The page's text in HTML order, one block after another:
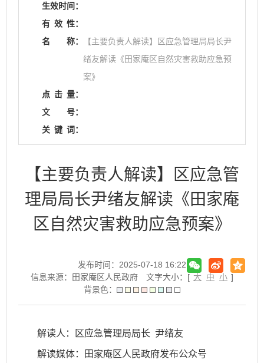
生效时间：
有 效 性：
名
称：
【主要负责人解读】区应急管理局局长尹
绪友解读《田家庵区自然灾害救助应急预
案》
点 击 量：
文
号：
关 键 词：
【主要负责人解读】区应急管
理局局长尹绪友解读《田家庵
区自然灾害救助应急预案》
发布时间：2025-07-18 16:22
信息来源：田家庵区人民政府
文字大小：[ 大 中 小 ]
背景色：
解读人：区应急管理局局长 尹绪友
解读媒体：田家庵区人民政府发布公众号